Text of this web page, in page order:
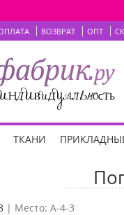
ВОЗВРАТ ОПТ
ТКАНИ
| Место: A-4-3